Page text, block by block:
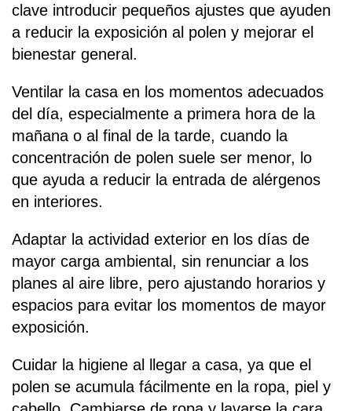
clave introducir pequeños ajustes que ayuden
a reducir la exposición al polen y mejorar el
bienestar general.
Ventilar la casa en los momentos adecuados
del día, especialmente a primera hora de la
mañana o al final de la tarde, cuando la
concentración de polen suele ser menor, lo
que ayuda a reducir la entrada de alérgenos
en interiores.
Adaptar la actividad exterior en los días de
mayor carga ambiental, sin renunciar a los
planes al aire libre, pero ajustando horarios y
espacios para evitar los momentos de mayor
exposición.
Cuidar la higiene al llegar a casa, ya que el
polen se acumula fácilmente en la ropa, piel y